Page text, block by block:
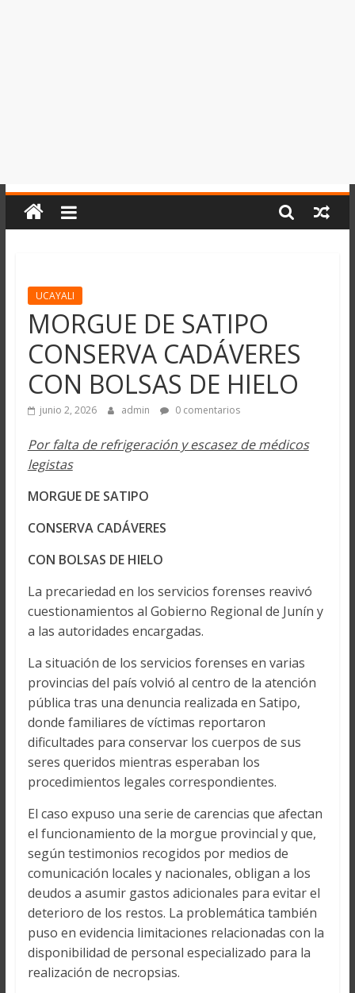
UCAYALI
MORGUE DE SATIPO
CONSERVA CADÁVERES
CON BOLSAS DE HIELO
junio 2, 2026 admin 0 comentarios
Por falta de refrigeración y escasez de médicos
legistas
MORGUE DE SATIPO
CONSERVA CADÁVERES
CON BOLSAS DE HIELO
La precariedad en los servicios forenses reavivó
cuestionamientos al Gobierno Regional de Junín y
a las autoridades encargadas.
La situación de los servicios forenses en varias
provincias del país volvió al centro de la atención
pública tras una denuncia realizada en Satipo,
donde familiares de víctimas reportaron
dificultades para conservar los cuerpos de sus
seres queridos mientras esperaban los
procedimientos legales correspondientes.
El caso expuso una serie de carencias que afectan
el funcionamiento de la morgue provincial y que,
según testimonios recogidos por medios de
comunicación locales y nacionales, obligan a los
deudos a asumir gastos adicionales para evitar el
deterioro de los restos. La problemática también
puso en evidencia limitaciones relacionadas con la
disponibilidad de personal especializado para la
realización de necropsias.